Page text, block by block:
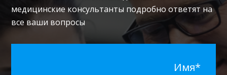
медицинские консультанты подробно ответят на
все ваши вопросы
Имя*